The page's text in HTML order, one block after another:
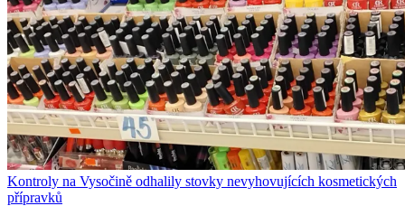
Kontroly na Vysočině odhalily stovky nevyhovujících kosmetických
přípravků